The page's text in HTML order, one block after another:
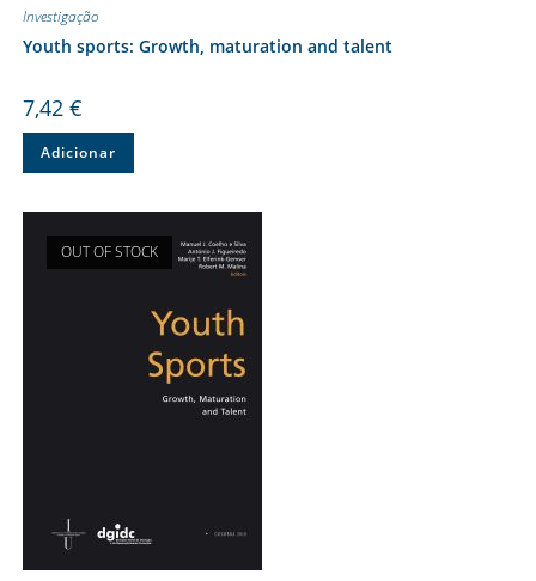
Investigação
Youth sports: Growth, maturation and talent
7,42 €
Adicionar
OUT OF STOCK